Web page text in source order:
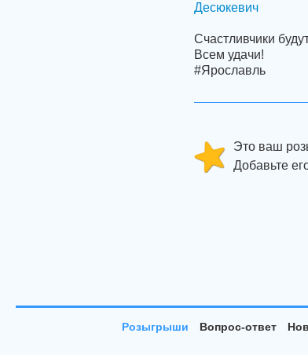
Десюкевич
Счастливчики
Всем удачи!
#Ярославль
Это ваш
Добавьте
Розыгрыши Вопрос-ответ